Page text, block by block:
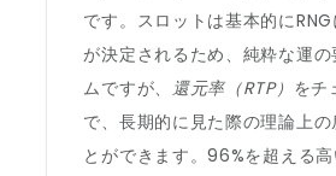
です。スロットは基本的に
が決定されるため、純粋な運
ムですが、 還元率（RTP） をチ
で、長期的に見た際の理論上の
とができます。96%を超える